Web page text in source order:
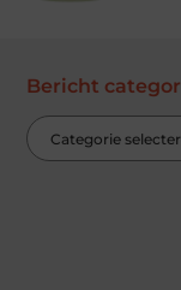
Bericht